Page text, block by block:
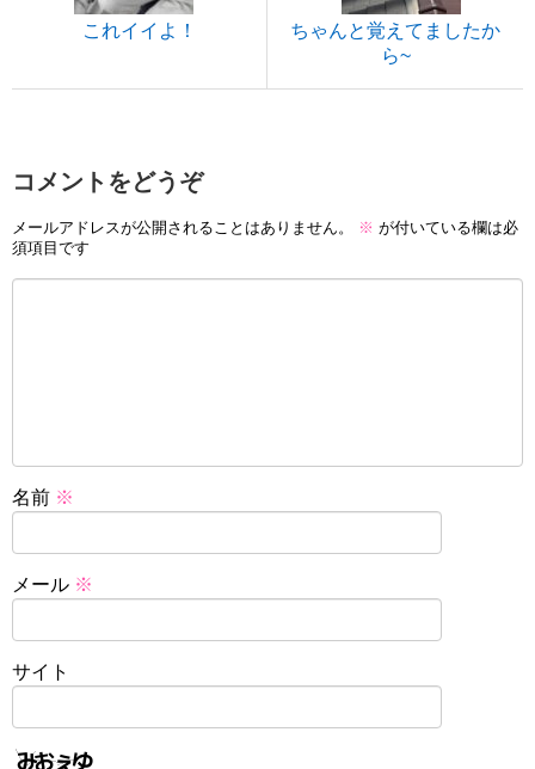
これイイよ！
ちゃんと覚えてましたか
ら~
コメントをどうぞ
メールアドレスが公開されることはありません。 ※ が付いている欄は必
須項目です
名前 ※
メール ※
サイト